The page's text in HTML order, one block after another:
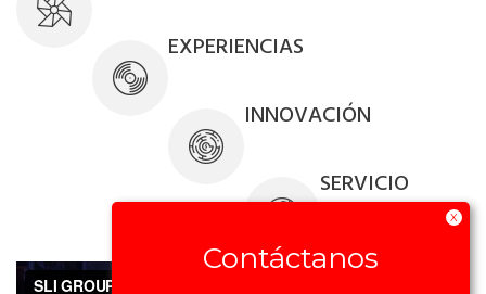
EXPERIENCIAS
INNOVACIÓN
SERVICIO
X
Contáctanos